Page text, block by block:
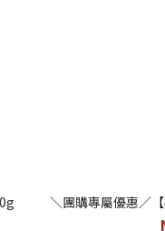
-製程嚴
＼團購專屬優惠／